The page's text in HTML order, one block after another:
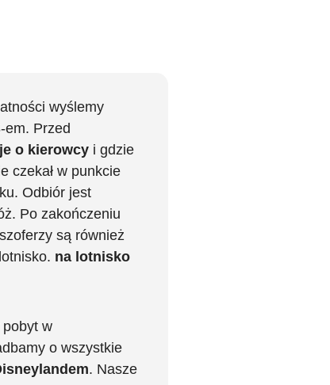
wyślemy
em. Przed
o kierowcy i gdzie
czekał w punkcie
Odbiór jest
Po zakończeniu
są również
na lotnisko
pobyt w
o wszystkie
. Nasze